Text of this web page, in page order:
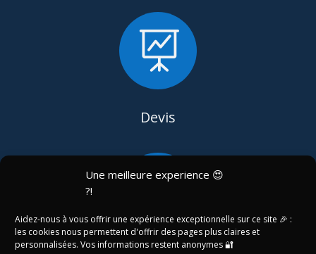
Une meilleure experience 😍
?!
Aidez-nous à vous offrir une expérience exceptionnelle sur ce site 🎉 :
les cookies nous permettent d'offrir des pages plus claires et
personnalisées. Vos informations restent anonymes 🔐

Devis
